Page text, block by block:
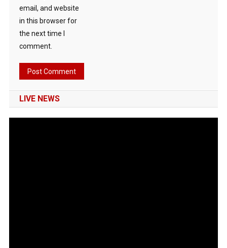
email, and website
in this browser for
the next time I
comment.
LIVE NEWS